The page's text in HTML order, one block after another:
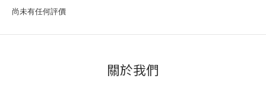
尚未有任何評價
關於我們